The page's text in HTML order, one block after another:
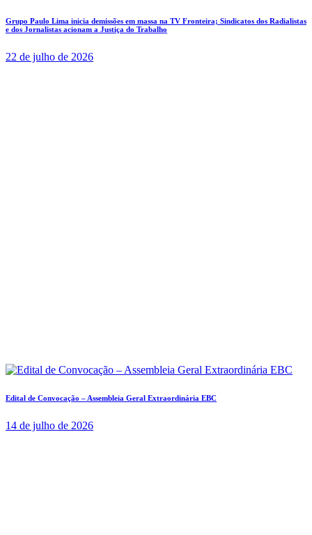
Grupo Paulo Lima inicia demissões em massa na TV Fronteira; Sindicatos dos Radialistas
e dos Jornalistas acionam a Justiça do Trabalho
22 de julho de 2026
Edital de Convocação – Assembleia Geral Extraordinária EBC
14 de julho de 2026